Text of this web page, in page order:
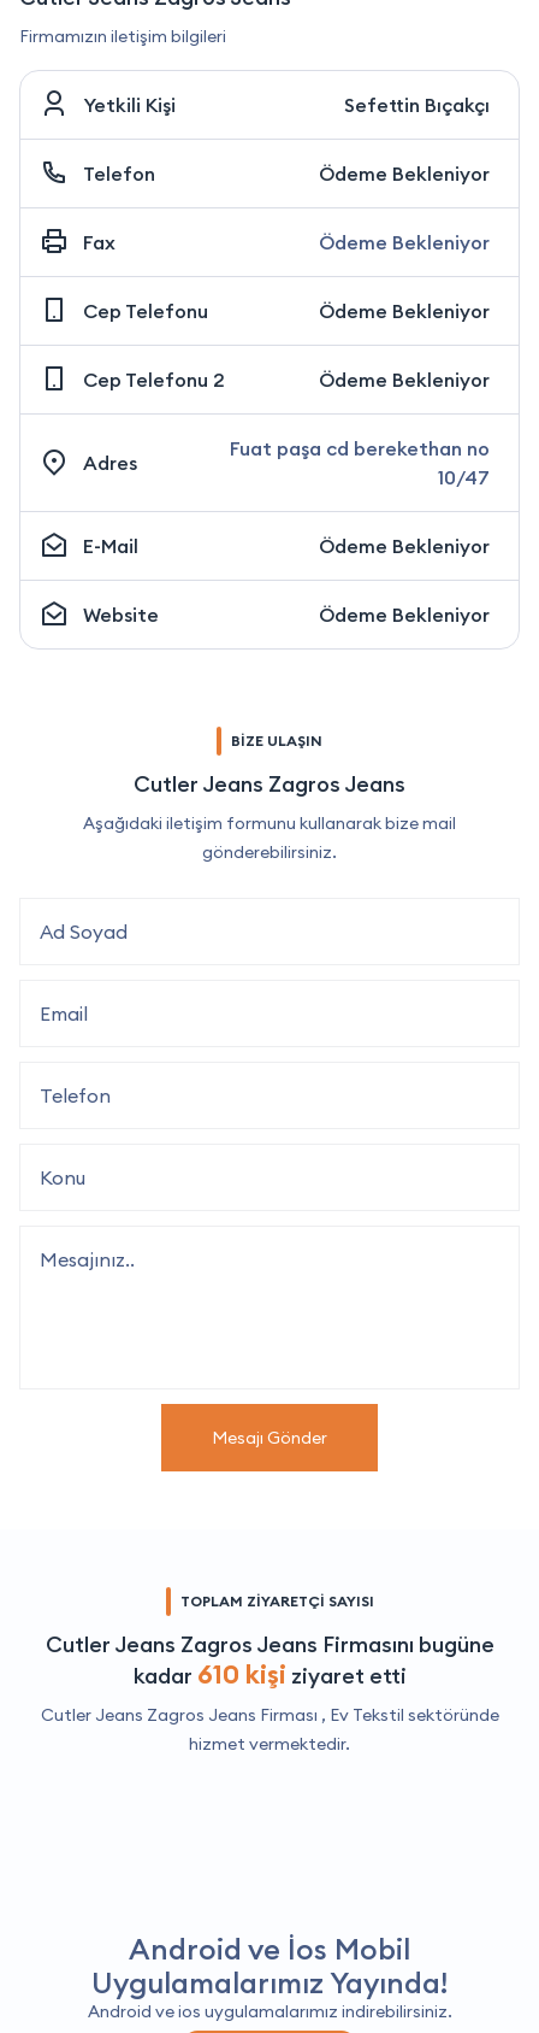
Firmamızın iletişim bilgileri
Yetkili Kişi Sefettin Bıçakçı
Telefon Ödeme Bekleniyor
Fax Ödeme Bekleniyor
Cep Telefonu Ödeme Bekleniyor
Cep Telefonu 2 Ödeme Bekleniyor
Adres
Fuat paşa cd berekethan no
10/47
E-Mail Ödeme Bekleniyor
Website Ödeme Bekleniyor
BİZE ULAŞIN
Cutler Jeans Zagros Jeans
Aşağıdaki iletişim formunu kullanarak bize mail
gönderebilirsiniz.
Mesajı Gönder
TOPLAM ZİYARETÇİ SAYISI
Cutler Jeans Zagros Jeans Firmasını bugüne
kadar 610 kişi ziyaret etti
Cutler Jeans Zagros Jeans Firması , Ev Tekstil sektöründe
hizmet vermektedir.
Android ve İos Mobil
Uygulamalarımız Yayında!
Android ve ios uygulamalarımız indirebilirsiniz.